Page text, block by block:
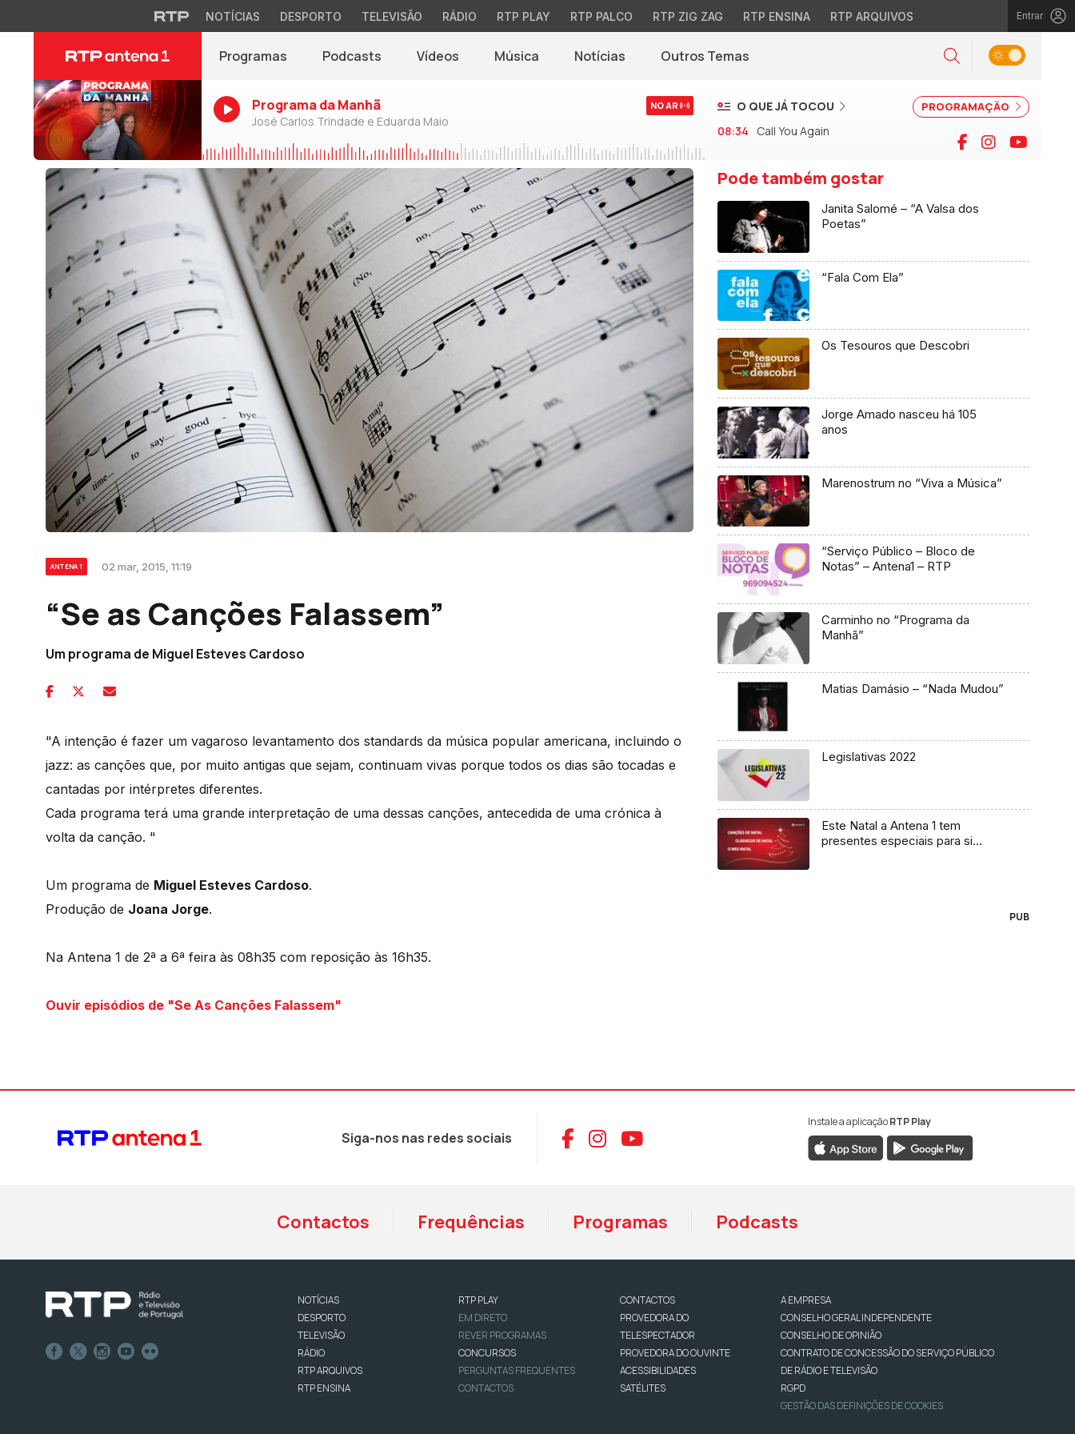
NOTÍCIAS DESPORTO TELEVISÃO RÁDIO RTP PLAY RTP PALCO RTP ZIG ZAG RTP ENSINA RTP ARQUIVOS Entrar
Programas Podcasts Vídeos Música Notícias(abre em nova janela)
Outros Temas Pesquisar
Alternar tema
Programa da Manhã
José Carlos Trindade e Eduarda Maio
NO AR PROGRAMAÇÃO
O QUE JÁ TOCOU
08:34
Call You Again Facebook
Instagram
ANTENA 1 02 mar, 2015, 11:19
“Se as Canções Falassem”
Um programa de Miguel Esteves Cardoso
"A intenção é fazer um vagaroso levantamento dos standards da música popular americana, incluindo o
jazz: as canções que, por muito antigas que sejam, continuam vivas porque todos os dias são tocadas e
cantadas por intérpretes diferentes.
Cada programa terá uma grande interpretação de uma dessas canções, antecedida de uma crónica à
volta da canção. "
Um programa de Miguel Esteves Cardoso.
Produção de Joana Jorge.
Na Antena 1 de 2ª a 6ª feira às 08h35 com reposição às 16h35.
Ouvir episódios de "Se As Canções Falassem"
Pode também gostar
Janita Salomé – “A Valsa dos
Poetas”
“Fala Com Ela”
Os Tesouros que Descobri
Jorge Amado nasceu há 105
anos
Marenostrum no “Viva a Música”
“Serviço Público – Bloco de
Notas” – Antena1 – RTP
Carminho no “Programa da
Manhã”
Matias Damásio – “Nada Mudou”
Legislativas 2022
Este Natal a Antena 1 tem
presentes especiais para si…
PUB
Siga-nos nas redes sociais Aceder ao Facebook da RTP Antena 1
Aceder ao Instagram da RTP Antena 1
Aceder ao YouTube da RTP Antena 1
Instale a aplicaçãoRTP Play
Contactos Frequências Programas Podcasts
NOTÍCIAS
DESPORTO
TELEVISÃO
RÁDIO
RTP ARQUIVOS
RTP ENSINA
RTP PLAY
EM DIRETO
REVER PROGRAMAS
CONCURSOS
PERGUNTAS FREQUENTES
CONTACTOS
CONTACTOS
PROVEDORA DO
TELESPECTADOR
PROVEDORA DO OUVINTE
ACESSIBILIDADES
SATÉLITES
A EMPRESA
CONSELHO GERAL INDEPENDENTE
CONSELHO DE OPINIÃO
CONTRATO DE CONCESSÃO DO SERVIÇO PÚBLICO
DE RÁDIO E TELEVISÃO
RGPD
GESTÃO DAS DEFINIÇÕES DE COOKIES